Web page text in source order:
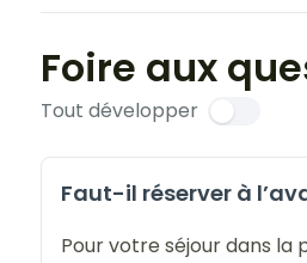
Foire aux
Tout développer
Faut-il réserver à
Pour votre séjour dans la